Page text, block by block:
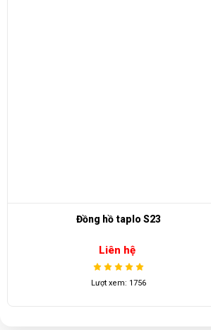
Chui sạc xe điện
Liên hệ
Lượt xem: 2139